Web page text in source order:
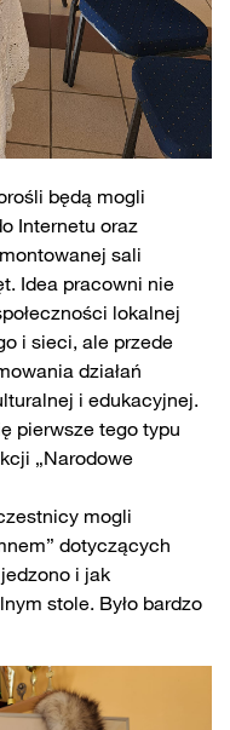
będą mogli
Internetu oraz
sali
Idea pracowni nie
lokalnej
i sieci, ale przede
działań
i edukacyjnej.
pierwsze tego typu
„Narodowe
mogli
dotyczących
i jak
stole. Było bardzo